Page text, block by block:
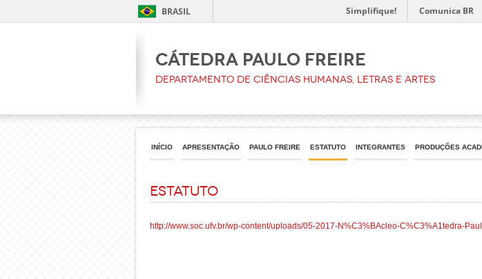
BRASIL Simplifique! Comunica BR
Cátedra Paulo Freire
Departamento de Ciências Humanas, Letras e Artes
INÍCIO APRESENTAÇÃO PAULO FREIRE ESTATUTO INTEGRANTES PRODUÇÕES
Estatuto
http://www.soc.ufv.br/wp-content/uploads/05-2017-N%C3%BAcleo-C%C3%A1tedra-